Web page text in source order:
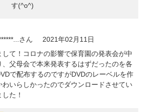
す(^o^)
さん
2021年02月11日
して！コロナの影響で保育園の発表会が中
、父母会で本来発表するはずだったのを各
で配布するのですがDVDのレーベルを作
わいらしかったのでダウンロードさせてい
た！